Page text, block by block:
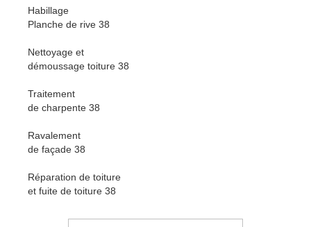
Habillage
Planche de rive 38
Nettoyage et
démoussage toiture 38
Traitement
de charpente 38
Ravalement
de façade 38
Réparation de toiture
et fuite de toiture 38